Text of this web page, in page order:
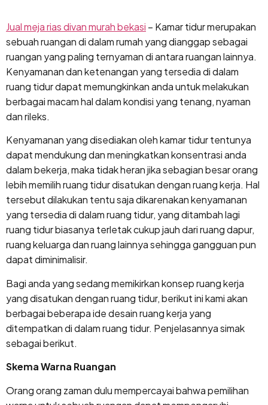
ke
konten
Jual meja rias divan murah bekasi – Kamar tidur merupakan
sebuah ruangan di dalam rumah yang dianggap sebagai
ruangan yang paling ternyaman di antara ruangan lainnya.
Kenyamanan dan ketenangan yang tersedia di dalam
ruang tidur dapat memungkinkan anda untuk melakukan
berbagai macam hal dalam kondisi yang tenang, nyaman
dan rileks.
Kenyamanan yang disediakan oleh kamar tidur tentunya
dapat mendukung dan meningkatkan konsentrasi anda
dalam bekerja, maka tidak heran jika sebagian besar orang
lebih memilih ruang tidur disatukan dengan ruang kerja. Hal
tersebut dilakukan tentu saja dikarenakan kenyamanan
yang tersedia di dalam ruang tidur, yang ditambah lagi
ruang tidur biasanya terletak cukup jauh dari ruang dapur,
ruang keluarga dan ruang lainnya sehingga gangguan pun
dapat diminimalisir.
Bagi anda yang sedang memikirkan konsep ruang kerja
yang disatukan dengan ruang tidur, berikut ini kami akan
berbagai beberapa ide desain ruang kerja yang
ditempatkan di dalam ruang tidur. Penjelasannya simak
sebagai berikut.
Skema Warna Ruangan
Orang orang zaman dulu mempercayai bahwa pemilihan